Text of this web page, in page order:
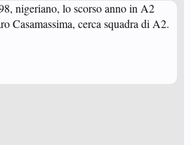
nigeriano, lo scorso anno in A2
Casamassima, cerca squadra di A2.